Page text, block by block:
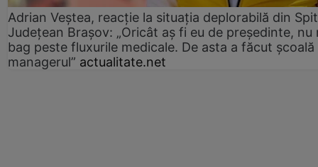
Adrian Veștea, reacție la situația deplorabilă din
Județean Brașov: „Oricât aș fi eu de președinte, nu
bag peste fluxurile medicale. De asta a făcut școală
managerul” actualitate.net